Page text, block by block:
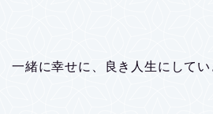
一緒に幸せに、良き人生にしてい